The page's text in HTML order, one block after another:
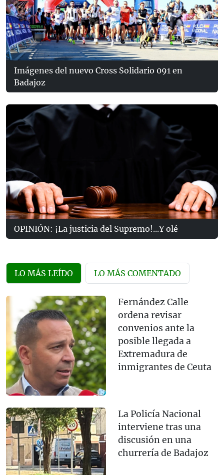
Imágenes del nuevo Cross Solidario 091 en
Badajoz
OPINIÓN: ¡La justicia del Supremo!...Y olé
LO MÁS LEÍDO LO MÁS COMENTADO
Fernández Calle
ordena revisar
convenios ante la
posible llegada a
Extremadura de
inmigrantes de Ceuta
La Policía Nacional
interviene tras una
discusión en una
churrería de Badajoz